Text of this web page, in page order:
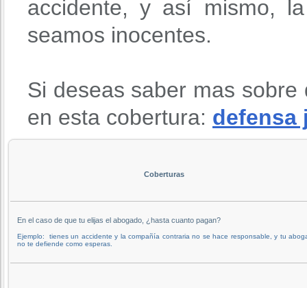
accidente, y así mismo,
seamos inocentes.
Si deseas saber mas
en esta cobertura: defensa
Coberturas
En el caso de que tu elijas el abogado, ¿hasta cuanto pagan?
Ejemplo: tienes un accidente y la compañía contraria no se hace responsable, y tu
no te defiende como esperas.